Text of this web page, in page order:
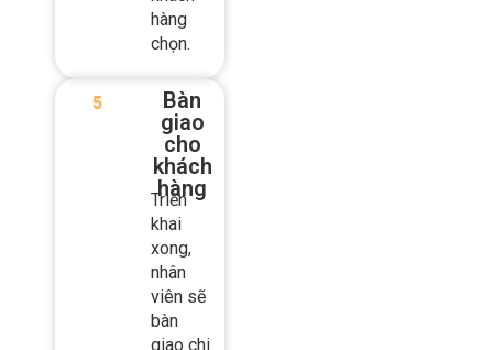
banner
báo
chọn.
Bàn
giao
cho
khách
hàng
Triển
khai
xong,
nhân